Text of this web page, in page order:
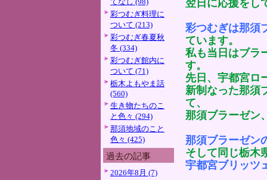
彩つむぎ料理に
ついて (213)
彩つむぎ春夏秋
冬 (334)
彩つむぎ館内に
ついて (71)
栃木よもやま話
(560)
生き物たちのこ
と色々 (294)
那須地域のこと
色々 (425)
過去の記事
2026年8月 (7)
翌日に応援をし
彩つむぎは那須
ています。
私も当日はブラ
す。
先日、宇都宮ロ
新制なった那須
て、
那須ブラーゼン
那須ブラーゼン
そして同じ栃木
宇都宮ブリッツ